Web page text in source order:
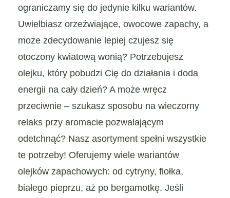
ograniczamy się do jedynie kilku wariantów.
Uwielbiasz orzeźwiające, owocowe zapachy, a
może zdecydowanie lepiej czujesz się
otoczony kwiatową wonią? Potrzebujesz
olejku, który pobudzi Cię do działania i doda
energii na cały dzień? A może wręcz
przeciwnie – szukasz sposobu na wieczorny
relaks przy aromacie pozwalającym
odetchnąć? Nasz asortyment spełni wszystkie
te potrzeby! Oferujemy wiele wariantów
olejków zapachowych: od cytryny, fiołka,
białego pieprzu, aż po bergamotkę. Jeśli